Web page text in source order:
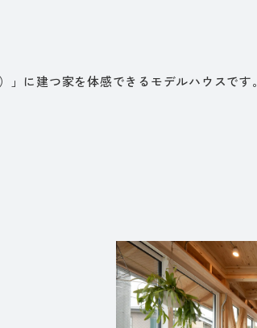
に建つ家を体感できるモデルハウスです。